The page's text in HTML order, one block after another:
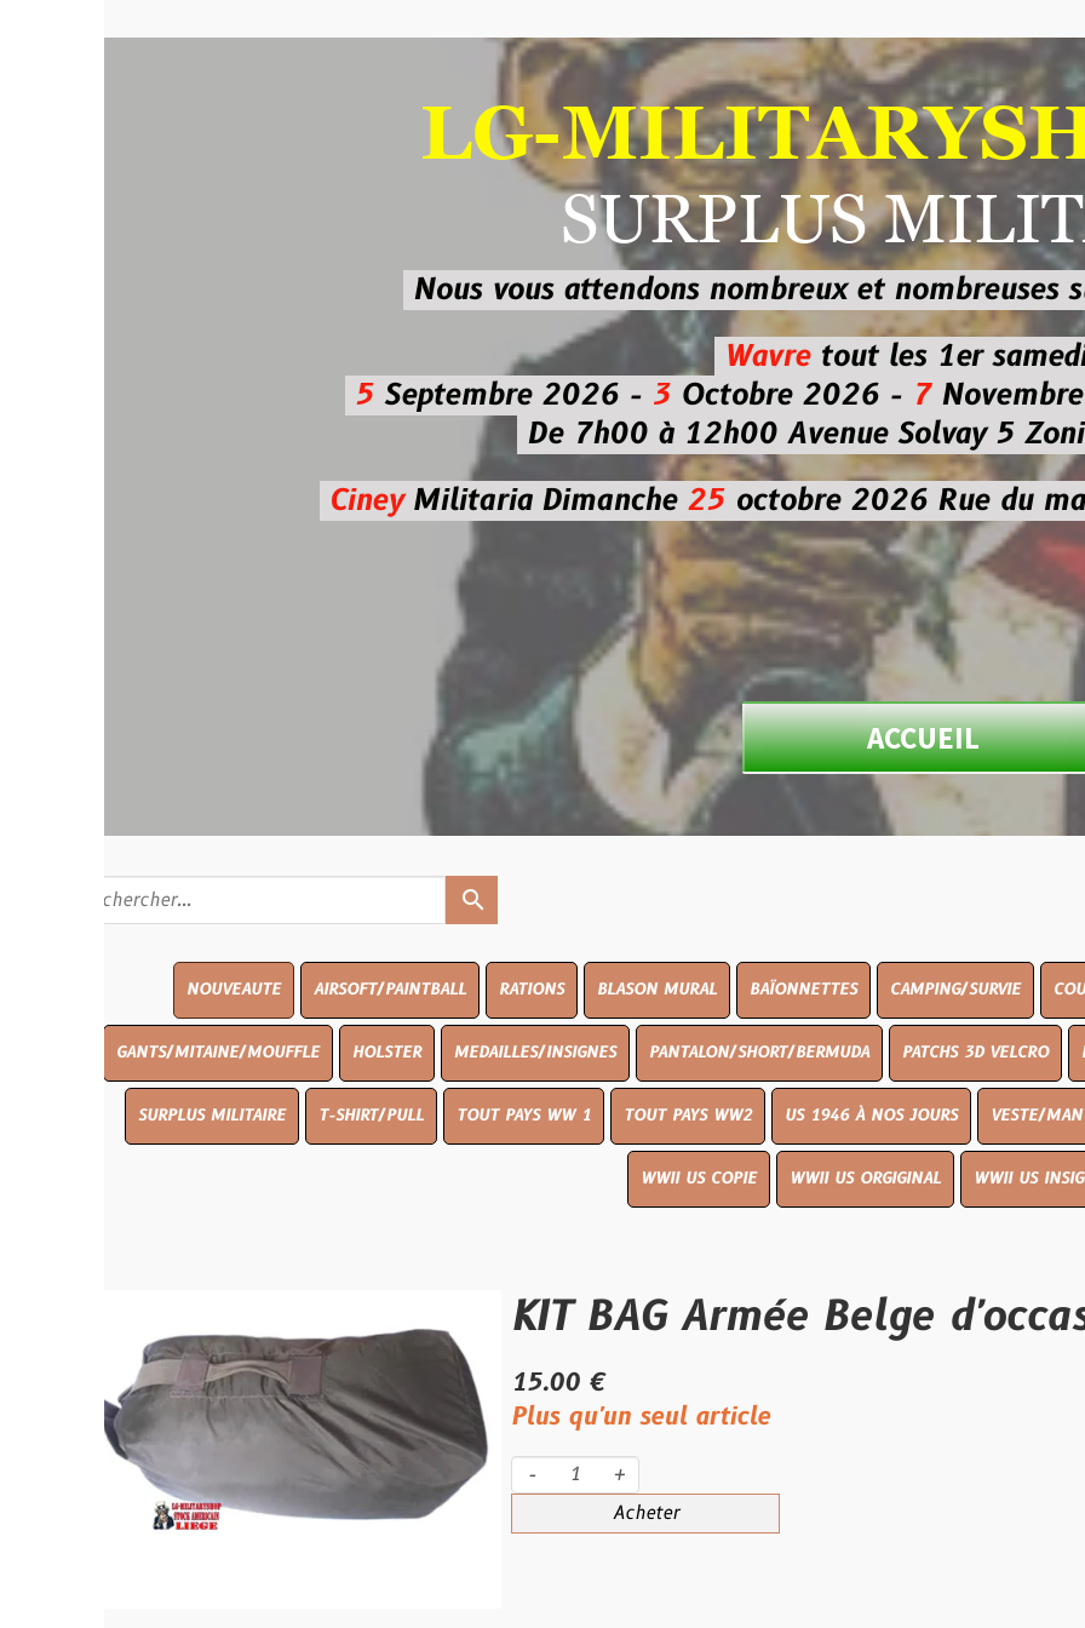
LG-
SURPLUS
Nous vous attendons nombreux et nombreusessur les
Wavre
tout les 1er samedi
Septembre 2026 -3Octobre 2026 - 7Novembre 2026
De 7h00 à 12h00 Avenue Solvay 5 Zoning
MilitariaDimanche25octobre 2026Rue du marché
ACCUEIL
AIRSOFT/PAINTBALL RATIONS BLASON MURAL BAÏONNETTES CAMPING/SURVIE COUTELLERIE
GANTS/MITAINE/MOUFFLE HOLSTER MEDAILLES/INSIGNES PANTALON/SHORT/BERMUDA PATCHS 3D VELCRO PEINTURE
SURPLUS MILITAIRE T-SHIRT/PULL TOUT PAYS WW 1 TOUT PAYS WW2 US 1946 À NOS JOURS VESTE/MANTEAU
WWII US COPIE WWII US ORGIGINAL WWII US INSIGNES
KIT BAG Armée Belge d'occasion
15.00 €
Plus qu'un seul article